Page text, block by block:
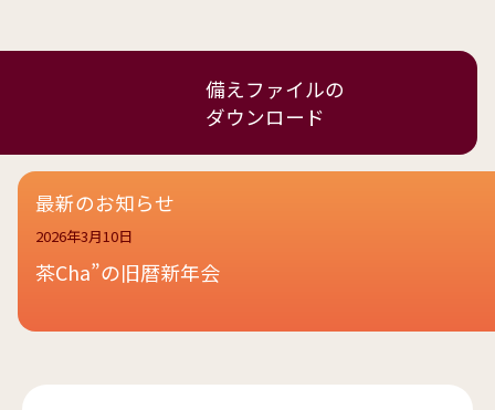
備えファイルの
ダウンロード
最新のお知らせ
2026年3月10日
茶Cha”の旧暦新年会